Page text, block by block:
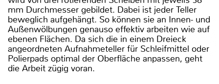
mm Durchmesser gebildet. Dabei ist jeder Teller
beweglich aufgehängt. So können sie an Innen- und
Außenwölbungen genauso effektiv arbeiten wie auf
ebenen Flächen. Da sich die in einem Dreieck
angeordneten Aufnahmeteller für Schleifmittel oder
Polierpads optimal der Oberfläche anpassen, geht
die Arbeit zügig voran.